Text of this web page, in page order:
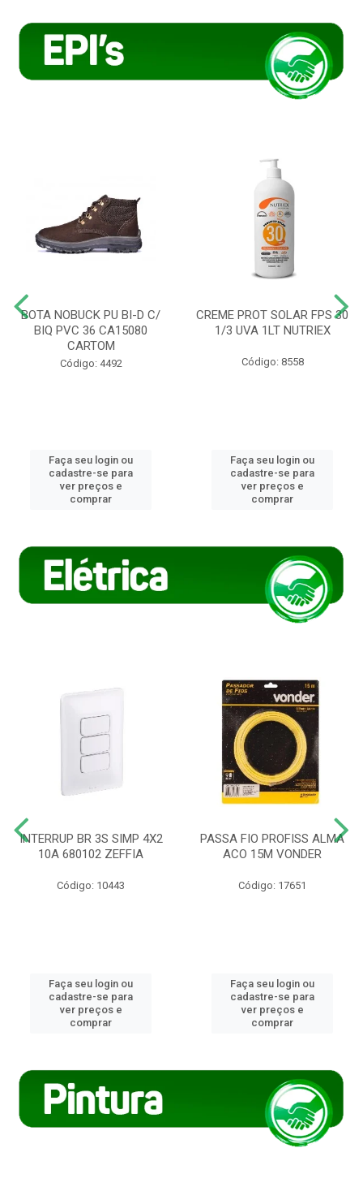
BOTA NOBUCK PU BI-D C/
BIQ PVC 36 CA15080
CARTOM
Código: 4492
Faça seu login ou
cadastre-se para
ver preços e
comprar
CREME PROT SOLAR FPS 30
1/3 UVA 1LT NUTRIEX
Código: 8558
Faça seu login ou
cadastre-se para
ver preços e
comprar
INTERRUP BR 3S SIMP 4X2
10A 680102 ZEFFIA
Código: 10443
Faça seu login ou
cadastre-se para
ver preços e
comprar
PASSA FIO PROFISS ALMA
ACO 15M VONDER
Código: 17651
Faça seu login ou
cadastre-se para
ver preços e
comprar